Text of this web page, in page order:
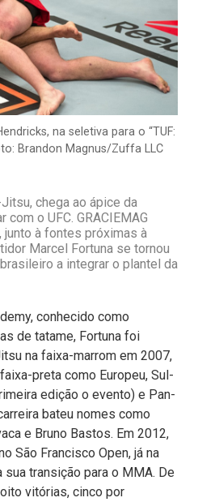
na seletiva para o “TUF:
Brandon Magnus/Zuffa LLC
chega ao ápice da
o UFC. GRACIEMAG
à fontes próximas à
Marcel Fortuna se tornou
a integrar o plantel da
conhecido como
de tatame, Fortuna foi
na faixa-marrom em 2007,
preta como Europeu, Sul-
edição o evento) e Pan-
bateu nomes como
e Bruno Bastos. Em 2012,
São Francisco Open, já na
transição para o MMA. De
vitórias, cinco por